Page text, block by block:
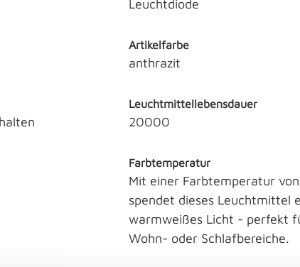
Leuchtdiode
Artikelfarbe
anthrazit
Leuchtmittellebensdauer
20000
Farbtemperatur
Mit einer Farbtemperatur
spendet dieses Leuchtmittel
warmweißes Licht - perfekt
Wohn- oder Schlafbereiche.